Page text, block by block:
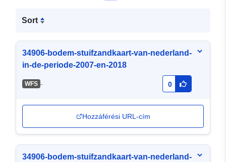
Sort
34906-bodem-stuifzandkaart-van-nederland-
in-de-periode-2007-en-2018
WFS - 0
Hozzáférési URL-cím
34906-bodem-stuifzandkaart-van-nederland-